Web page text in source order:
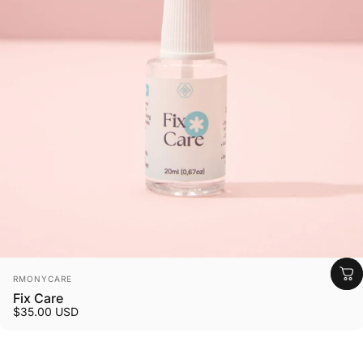
Marca:
RMONYCARE
Fix Care
$35.00 USD